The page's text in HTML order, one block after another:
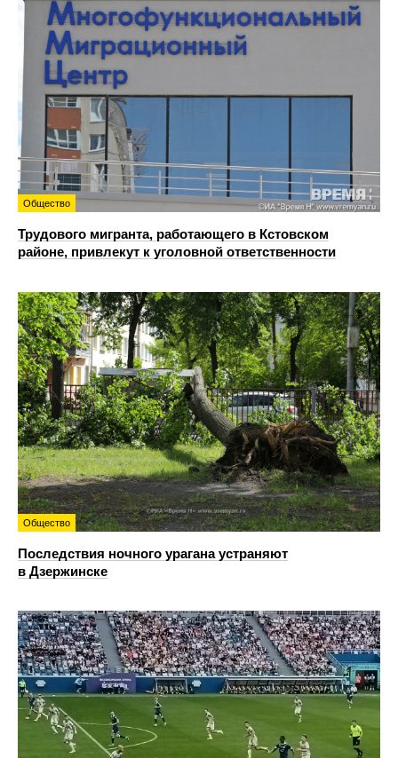
Общество
Трудового мигранта, работающего в Кстовском
районе, привлекут к уголовной ответственности
Общество
Последствия ночного урагана устраняют
в Дзержинске